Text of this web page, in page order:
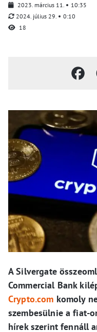
2023. március 11.
10:35
2024. július 29.
0:10
18
A Silvergate
Commercial Bank
Crypto.com komoly
szembesülnie a fiat-
hírek szerint fennáll